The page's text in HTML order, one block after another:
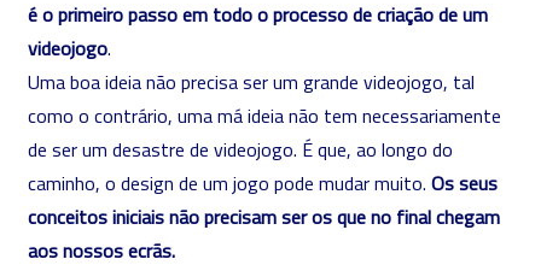
é o primeiro passo em todo o processo de criação de um
videojogo.
Uma boa ideia não precisa ser um grande videojogo, tal
como o contrário, uma má ideia não tem necessariamente
de ser um desastre de videojogo. É que, ao longo do
caminho, o design de um jogo pode mudar muito. Os seus
conceitos iniciais não precisam ser os que no final chegam
aos nossos ecrãs.